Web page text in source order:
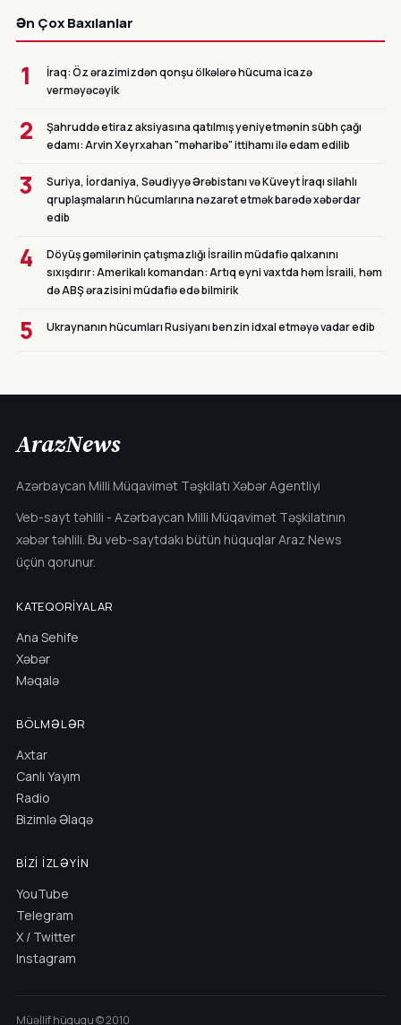
Ən Çox Baxılanlar
1
İraq: Öz ərazimizdən qonşu ölkələrə hücuma icazə
verməyəcəyik
2
Şahruddə etiraz aksiyasına qatılmış yeniyetmənin sübh çağı
edamı: Arvin Xeyrxahan "məharibə" ittihamı ilə edam edilib
3
Suriya, İordaniya, Səudiyyə Ərəbistanı və Küveyt İraqı silahlı
qruplaşmaların hücumlarına nəzarət etmək barədə xəbərdar
edib
4
Döyüş gəmilərinin çatışmazlığı İsrailin müdafiə qalxanını
sıxışdırır: Amerikalı komandan: Artıq eyni vaxtda həm İsraili, həm
də ABŞ ərazisini müdafiə edə bilmirik
5 Ukraynanın hücumları Rusiyanı benzin idxal etməyə vadar edib
ArazNews
Azərbaycan Milli Müqavimət Təşkilatı Xəbər Agentliyi
Veb-sayt təhlili - Azərbaycan Milli Müqavimət Təşkilatının
xəbər təhlili. Bu veb-saytdakı bütün hüquqlar Araz News
üçün qorunur.
KATEQORIYALAR
Ana Sehife
Xəbər
Məqalə
BÖLMƏLƏR
Axtar
Canlı Yayım
Radio
Bizimlə Əlaqə
BIZI İZLƏYIN
YouTube
Telegram
X / Twitter
Instagram
Müəllif hüququ © 2010